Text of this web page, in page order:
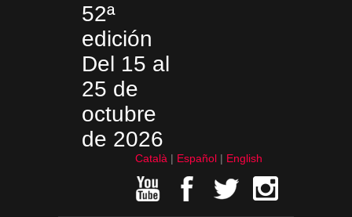
52ª
edición
Del 15 al
25 de
octubre
de 2026
Català Español English